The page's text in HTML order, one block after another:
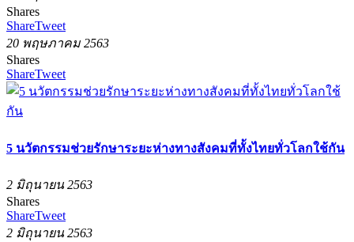
Shares
ShareTweet
20 พฤษภาคม 2563
Shares
ShareTweet
5 นวัตกรรมช่วยรักษาระยะห่างทางสังคมที่ทั้งไทยทั่วโลกใช้กัน
2 มิถุนายน 2563
Shares
ShareTweet
2 มิถุนายน 2563